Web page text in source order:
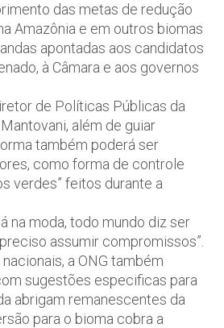
das metas de redução
Amazônia e em outros biomas
apontadas aos candidatos
à Câmara e aos governos
de Políticas Públicas da
além de guiar
também poderá ser
como forma de controle
verdes” feitos durante a
na moda, todo mundo diz ser
assumir compromissos”.
a ONG também
sugestões especificas para
abrigam remanescentes da
para o bioma cobra a